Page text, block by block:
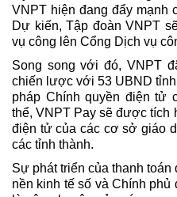
VNPT hiện đang đẩy mạnh
Dự kiến, Tập đoàn VNPT
vụ công lên Cổng Dịch vụ
Song song với đó, VNPT
chiến lược với 53 UBND
pháp Chính quyền điện tử
thể, VNPT Pay sẽ được tích
điện tử của các cơ sở giáo
các tỉnh thành.
Sự phát triển của thanh
nền kinh tế số và Chính